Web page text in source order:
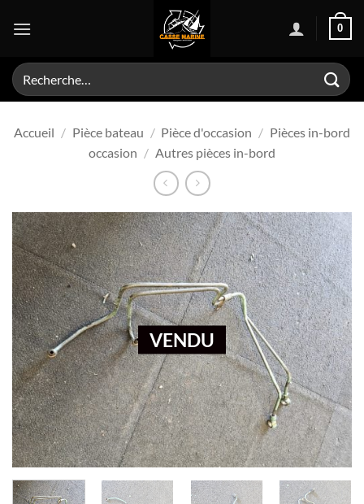
0
Recherche
pour :
Accueil / Pièce bateau / Pièce d'occasion / Pièces in-bord
occasion / Autres pièces in-bord
VENDU